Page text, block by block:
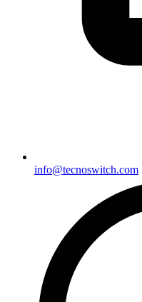
info@tecnoswitch.com